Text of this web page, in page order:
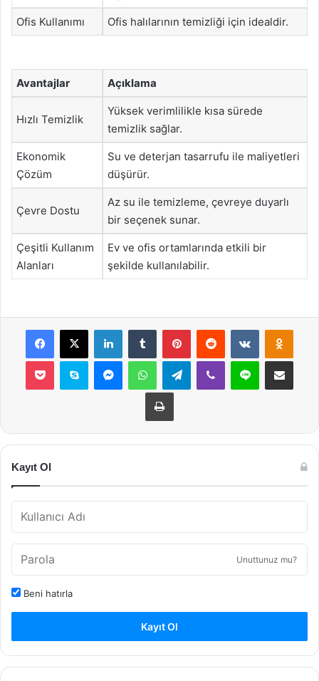
Ofis Kullanımı Ofis halılarının temizliği için idealdir.
Avantajlar Açıklama
Hızlı Temizlik
Yüksek verimlilikle kısa sürede
temizlik sağlar.
Ekonomik
Çözüm
Su ve deterjan tasarrufu ile maliyetleri
düşürür.
Çevre Dostu
Az su ile temizleme, çevreye duyarlı
bir seçenek sunar.
Çeşitli Kullanım
Alanları
Ev ve ofis ortamlarında etkili bir
şekilde kullanılabilir.
Facebook
X LinkedInTumblr PinterestReddit VKontakte
Pocket Skype MessengerWhatsAppTelegramViber Line E-Posta ile
Yazdır
Kayıt Ol
Unuttunuz mu?
Beni hatırla
Kayıt Ol